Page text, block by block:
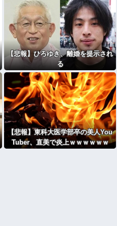
【悲報】ひろゆき、離婚を提示され
る
【悲報】東科大医学部卒の美人You
Tuber、直美で炎上ｗｗｗｗｗｗ